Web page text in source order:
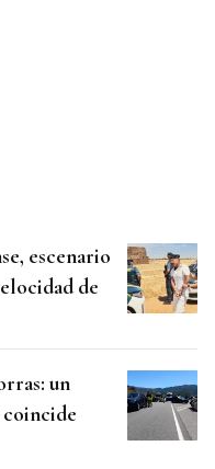
escenario
de
un